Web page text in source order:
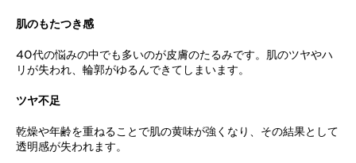
肌のもたつき感
40代の悩みの中でも多いのが皮膚のたるみです。肌のツヤやハ
リが失われ、輪郭がゆるんできてしまいます。
ツヤ不足
乾燥や年齢を重ねることで肌の黄味が強くなり、その結果として
透明感が失われます。